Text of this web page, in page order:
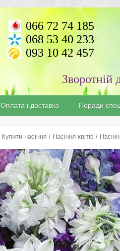
066 72 74 185
068 53 40 233
093 10 42 457
Зворотній
Оплата і доставка Поради
Купити насіння / Насіння квітів/